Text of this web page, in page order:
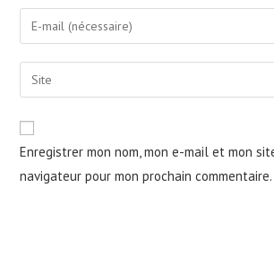
name
comment
Enter
your
email
address
Saisir
l’URL
votre
site
(facultatif)
Enregistrer mon nom, mon e-mail et mon
navigateur pour mon prochain commentaire.